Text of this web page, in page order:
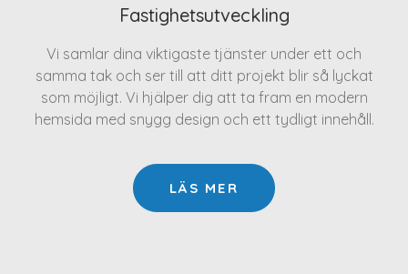
Fastighetsutveckling
Vi samlar dina viktigaste tjänster under ett och
samma tak och ser till att ditt projekt blir så lyckat
som möjligt. Vi hjälper dig att ta fram en modern
hemsida med snygg design och ett tydligt innehåll.
LÄS MER